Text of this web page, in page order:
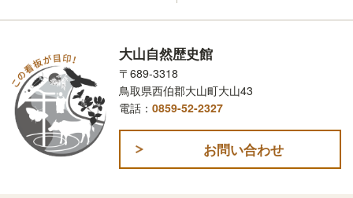
大山自然歴史館
〒689-3318
鳥取県西伯郡大山町大山43
電話：0859-52-2327
お問い合わせ